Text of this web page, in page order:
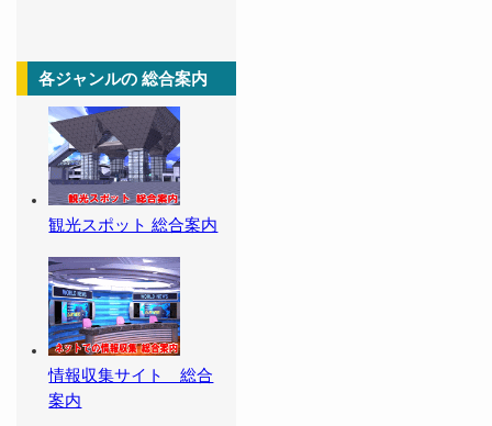
各ジャンルの 総合案内
観光スポット 総合案内
情報収集サイト 総合
案内